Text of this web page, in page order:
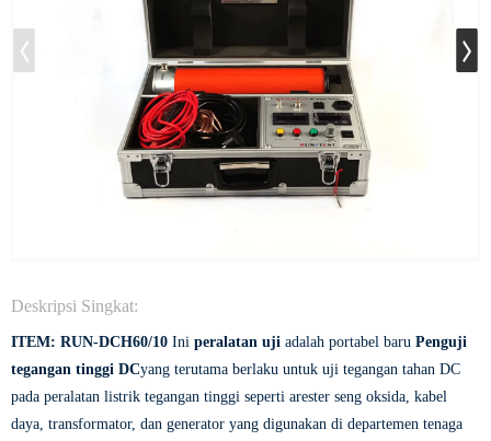
Deskripsi Singkat:
ITEM: RUN-DCH60/10 Ini peralatan uji adalah portabel baru Penguji
tegangan tinggi DCyang terutama berlaku untuk uji tegangan tahan DC
pada peralatan listrik tegangan tinggi seperti arester seng oksida, kabel
daya, transformator, dan generator yang digunakan di departemen tenaga